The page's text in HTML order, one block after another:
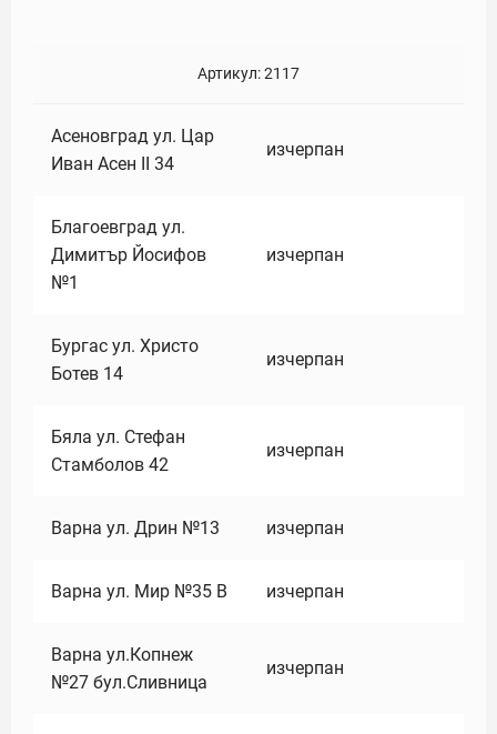
Артикул:2117
Асеновград ул. Цар
Иван Асен II 34
изчерпан
Благоевград ул.
Димитър Йосифов
№1
изчерпан
Бургас ул. Христо
Ботев 14
изчерпан
Бяла ул. Стефан
Стамболов 42
изчерпан
Варна ул. Дрин №13 изчерпан
Варна ул. Мир №35 В изчерпан
Варна ул.Копнеж
№27 бул.Сливница
изчерпан